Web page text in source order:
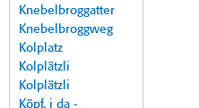
Knebelbroggatter
Knebelbroggweg
Kolplatz
Kolplätzli
Kolplätzli
Köpf, i da -